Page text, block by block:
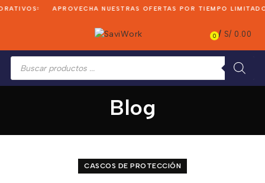
APROVECHA NUESTRAS OFERTAS POR TIEMPO LIMITADO
0 / S/ 0.00
Búsqueda
productos
Blog
CASCOS DE PROTECCIÓN